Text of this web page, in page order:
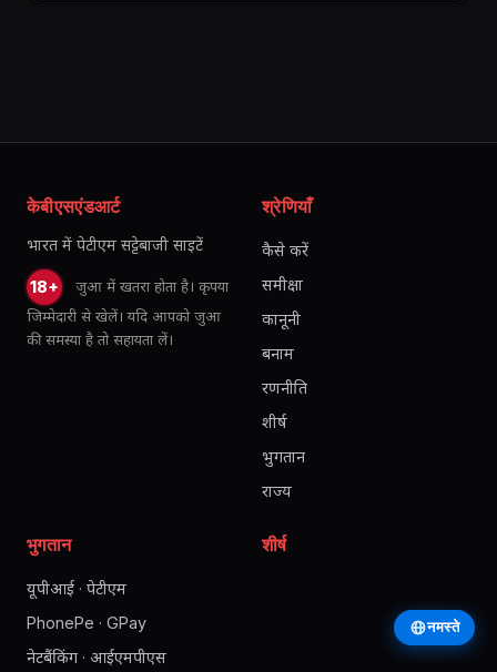
केबीएसएंडआर्ट
भारत में पेटीएम सट्टेबाजी साइटें
18+
जुआ में खतरा होता है। कृपया
जिम्मेदारी से खेलें। यदि आपको जुआ
की समस्या है तो सहायता लें।
श्रेणियाँ
कैसे करें
समीक्षा
कानूनी
बनाम
रणनीति
शीर्ष
भुगतान
राज्य
भुगतान
यूपीआई · पेटीएम
PhonePe · GPay
नेटबैंकिंग · आईएमपीएस
शीर्ष
नमस्ते